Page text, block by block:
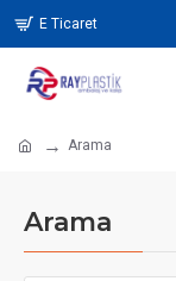
E Ticaret
Arama
Arama